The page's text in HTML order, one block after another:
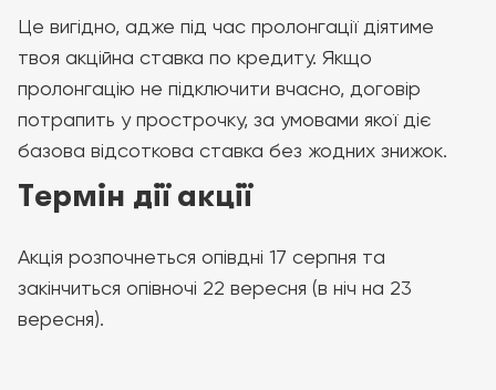
Це вигідно, адже під час пролонгації діятиме
твоя акційна ставка по кредиту. Якщо
пролонгацію не підключити вчасно, договір
потрапить у прострочку, за умовами якої діє
базова відсоткова ставка без жодних знижок.
Термін дії акції
Акція розпочнеться опівдні 17 серпня та
закінчиться опівночі 22 вересня (в ніч на 23
вересня).